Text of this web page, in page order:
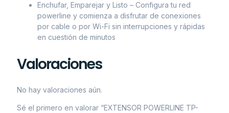
Enchufar, Emparejar y Listo – Configura tu red
powerline y comienza a disfrutar de conexiones
por cable o por Wi-Fi sin interrupciones y rápidas
en cuestión de minutos
Valoraciones
No hay valoraciones aún.
Sé el primero en valorar “EXTENSOR POWERLINE TP-